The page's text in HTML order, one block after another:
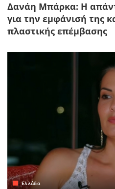
Δανάη Μπάρκα: Η
για την εμφάνισή της
πλαστικής επέμβασης
Ελλάδα